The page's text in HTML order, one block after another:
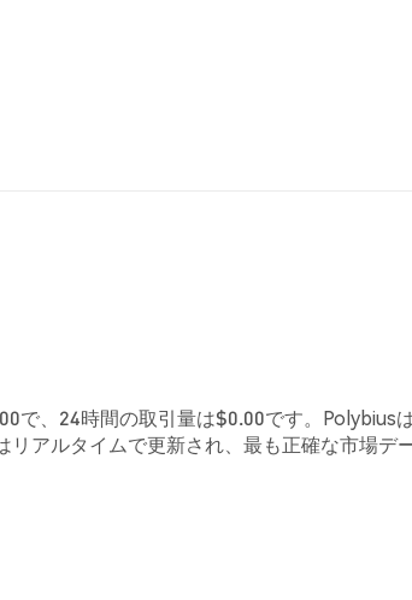
で、24時間の取引量は$0.00です。Polybius
アルタイムで更新され、最も正確な市場デ